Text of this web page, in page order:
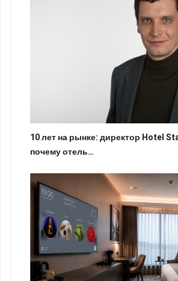
10 лет на рынке: директор Hotel
почему отель…